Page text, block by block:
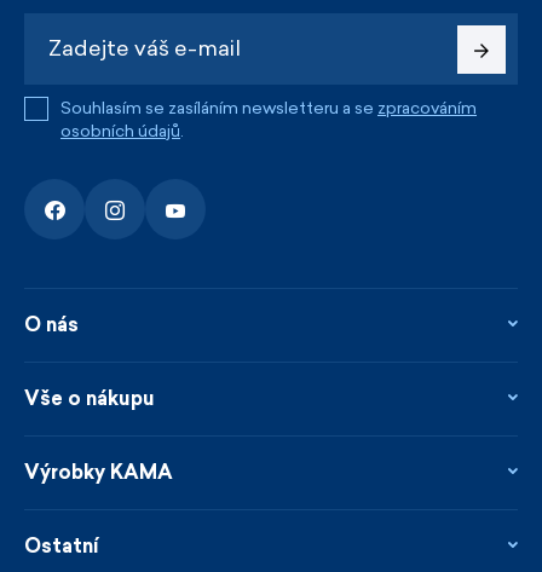
Souhlasím se zasíláním newsletteru a se zpracováním
osobních údajů.
O nás
Kontakty
Novinky
Vše o nákupu
Věrnostní program
Prodejci
Výrobky KAMA
Udržitelnost
Ostatní